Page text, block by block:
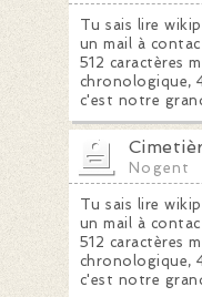
Tu sais lire
un mail à
512 caractères
chronologique,
c'est notre
Nogent
Tu sais lire
un mail à
512 caractères
chronologique,
c'est notre